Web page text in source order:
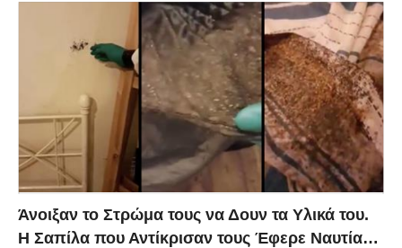
Άνοιξαν το Στρώμα τους να Δουν τα Υλικά του.
Η Σαπίλα που Αντίκρισαν τους Έφερε Ναυτία…